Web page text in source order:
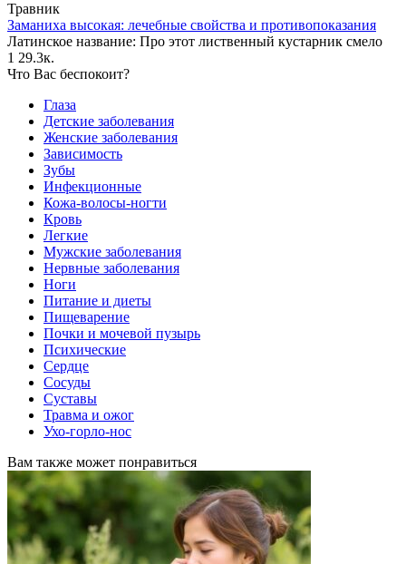
Травник
Заманиха высокая: лечебные свойства и противопоказания
Латинское название: Про этот лиственный кустарник смело
1 29.3к.
Что Вас беспокоит?
Глаза
Детские заболевания
Женские заболевания
Зависимость
Зубы
Инфекционные
Кожа-волосы-ногти
Кровь
Легкие
Мужские заболевания
Нервные заболевания
Ноги
Питание и диеты
Пищеварение
Почки и мочевой пузырь
Психические
Сердце
Сосуды
Суставы
Травма и ожог
Ухо-горло-нос
Вам также может понравиться